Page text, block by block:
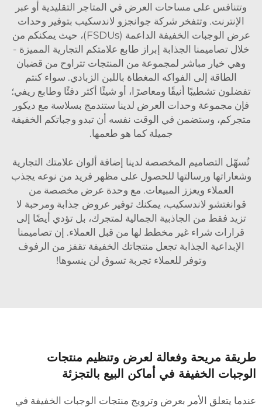
وتتنافس على مساحات العرض في المتاجر التقليدية أو عبر
الإنترنت. وتتفخر شركة جوانجزو لاندسكيب بتوفير وحدات
عرض الوجبات الخفيفة الداعمة (FSDUs)، حيث يمكنكم من
خلال تصاميمنا الجذابة إبراز طابع علامتكم التجارية المميزة -
وهي خيار مباشر لمجموعة من المنتجات تتراوح من قضبان
الطاقة إلى الفواكه المغطاة باللبن الزبادي. سواء كنتم
تفضلون تشطيبًا أنيقًا ومعاصرًا، أو شيئًا أكثر دفئًا وطابع ريفي؛
فإن مجموعة وحدات العرض لدينا ستندمج بسلاسة مع ديكور
متجركم، وستضمن في الوقت نفسه أن تبدو وجباتكم الخفيفة
جميلة كما هو طعمها.
تُسهّل التصاميم المخصصة لدينا إضافة ألوان علامتك التجارية
وشعاراتها ورسالتها للحصول على مظهر فريد من نوعه يجذب
العملاء ويعزز المبيعات. مع وحدة عرض مخصصة من
قوانغتشو لاندسكيب، يمكنك توفير عروض جذابة ومرحبة لا
تزيد فقط من الجاذبية الجمالية لمتجرك، بل تؤدي أيضًا إلى
قرارات شراء غير مخطط لها من قبل العملاء. إن تصاميمنا
الإبداعية الجذابة تجعل منتجاتك الخفيفة تقفز من الرفوف
وتوفر للعملاء تجربة تسوق لن ينسوها!
مريحة وفعالة لعرض وتنظيم منتجات
الخفيفة في أماكن البيع بالتجزئة
يتعلق الأمر بعرض وترويج منتجات الوجبات الخفيفة في